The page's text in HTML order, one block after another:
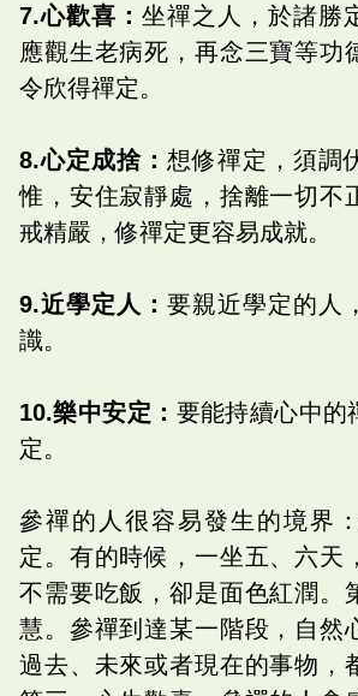
7.心歡喜： 坐禪之人，於諸勝
應觀生老病死，再念三寶等功
令欣得禪定。
8.心定成捨： 想修禪定，須調
惟，安住寂靜處，捨離一切不
戒精嚴，修禪定更容易成就。
9.近學定人： 要親近學定的人
識。
10.樂中安定： 要能持續心中的
定。
參禪的人很容易發生的境界
定。有的時候，一坐五、六天
不需要吃飯，卻是面色紅潤。
慧。參禪到達某一階段，自然
過去、未來或者現在的事物，